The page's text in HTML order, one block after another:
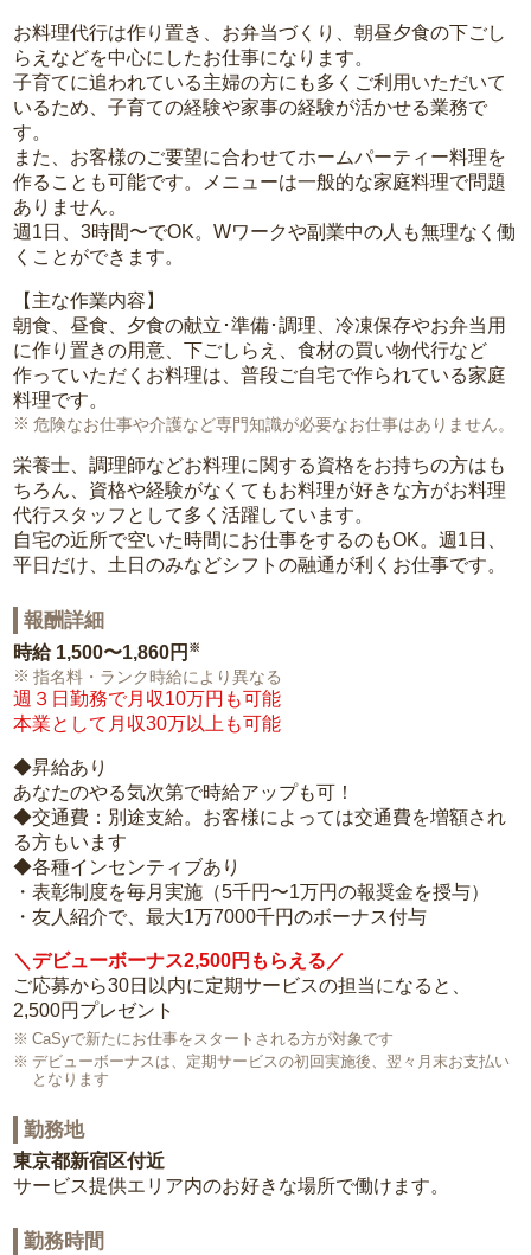
お料理代行は作り置き、お弁当づくり、朝昼夕食の下ごし
らえなどを中心にしたお仕事になります。
子育てに追われている主婦の方にも多くご利用いただいて
いるため、子育ての経験や家事の経験が活かせる業務で
す。
また、お客様のご要望に合わせてホームパーティー料理を
作ることも可能です。メニューは一般的な家庭料理で問題
ありません。
週1日、3時間〜でOK。Wワークや副業中の人も無理なく働
くことができます。
【主な作業内容】
朝食、昼食、夕食の献立･準備･調理、冷凍保存やお弁当用
に作り置きの用意、下ごしらえ、食材の買い物代行など
作っていただくお料理は、普段ご自宅で作られている家庭
料理です。
危険なお仕事や介護など専門知識が必要なお仕事はありません。
栄養士、調理師などお料理に関する資格をお持ちの方はも
ちろん、資格や経験がなくてもお料理が好きな方がお料理
代行スタッフとして多く活躍しています。
自宅の近所で空いた時間にお仕事をするのもOK。週1日、
平日だけ、土日のみなどシフトの融通が利くお仕事です。
報酬詳細
時給 1,500〜1,860円 ※
指名料・ランク時給により異なる
週３日勤務で月収10万円も可能
本業として月収30万以上も可能
◆昇給あり
あなたのやる気次第で時給アップも可！
◆交通費：別途支給。お客様によっては交通費を増額され
る方もいます
◆各種インセンティブあり
・表彰制度を毎月実施（5千円〜1万円の報奨金を授与）
・友人紹介で、最大1万7000千円のボーナス付与
＼デビューボーナス2,500円もらえる／
ご応募から30日以内に定期サービスの担当になると、
2,500円プレゼント
CaSyで新たにお仕事をスタートされる方が対象です
デビューボーナスは、定期サービスの初回実施後、翌々月末お支払い
となります
勤務地
東京都新宿区付近
サービス提供エリア内のお好きな場所で働けます。
勤務時間